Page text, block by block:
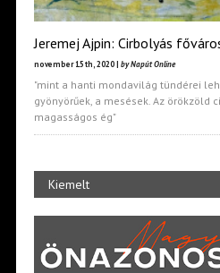
Jeremej Ajpin: Cirbolyás
november 15th, 2020 | by Napút Online
"mint a hanti mondavilág tündérei
gyönyörűek, a mesések. Az örökzöld
magasságos ég"
Kiemelt